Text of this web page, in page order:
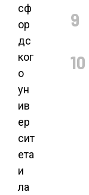
сф
ор
дс
ког
о
ун
ив
ер
сит
ета
и
ла